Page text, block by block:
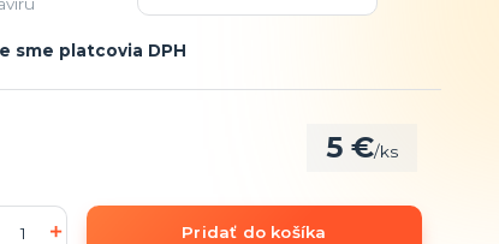
sme platcovia DPH
5 €/ks
Pridať do košíka